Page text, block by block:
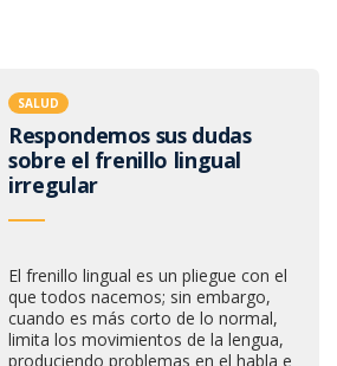
SALUD
Respondemos sus dudas
sobre el frenillo lingual
irregular
El frenillo lingual es un pliegue con el
que todos nacemos; sin embargo,
cuando es más corto de lo normal,
limita los movimientos de la lengua,
produciendo problemas en el habla e